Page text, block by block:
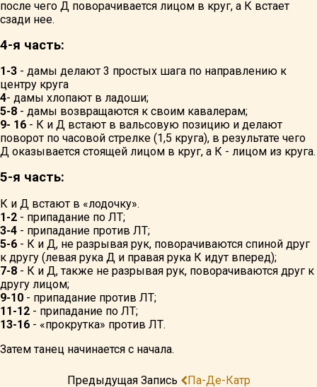
после чего Д поворачивается лицом в круг, а К встает
сзади нее.
4-я часть:
1-3 - дамы делают 3 простых шага по направлению к
центру круга
4- дамы хлопают в ладоши;
5-8 - дамы возвращаются к своим кавалерам;
9- 16 - К и Д встают в вальсовую позицию и делают
поворот по часовой стрелке (1,5 круга), в результате чего
Д оказывается стоящей лицом в круг, а К - лицом из круга.
5-я часть:
К и Д встают в «лодочку».
1-2 - припадание по ЛТ;
3-4 - припадание против ЛТ;
5-6 - К и Д, не разрывая рук, поворачиваются спиной друг
к другу (левая рука Д и правая рука К идут вперед);
7-8 - К и Д, также не разрывая рук, поворачиваются друг к
другу лицом;
9-10 - припадание против ЛТ;
11-12 - припадание по ЛТ;
13-16 - «прокрутка» против ЛТ.
Затем танец начинается с начала.
Предыдущая Запись Па-Де-Катр